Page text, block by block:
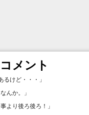
メント
るけど・・・ 」
んか。
」
より後ろ後ろ！ 」